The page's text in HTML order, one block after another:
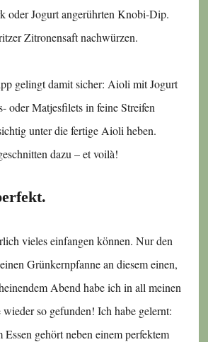
oder Jogurt angerührten Knobi-Dip.
Zitronensaft nachwürzen.
gelingt damit sicher: Aioli mit Jogurt
oder Matjesfilets in feine Streifen
unter die fertige Aioli heben.
dazu – et voilà!
vieles einfangen können. Nur den
Grünkernpfanne an diesem einen,
Abend habe ich in all meinen
so gefunden! Ich habe gelernt:
Essen gehört neben einem perfektem